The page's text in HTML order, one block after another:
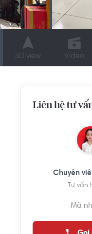
3D view Video
Liên hệ tư
Chuyên
Tư vấn
Mã